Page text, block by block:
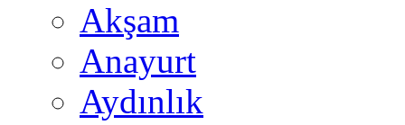
Akşam
Anayurt
Aydınlık